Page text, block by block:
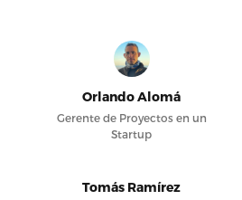
Orlando Alomá
Gerente de Proyectos en un
Startup
Tomás Ramírez